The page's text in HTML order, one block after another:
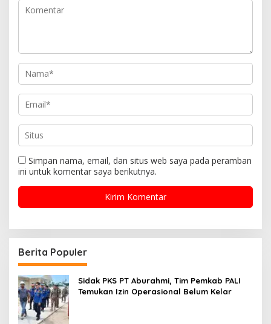
Simpan nama, email, dan situs web saya pada peramban
ini untuk komentar saya berikutnya.
Berita Populer
Sidak PKS PT Aburahmi, Tim Pemkab PALI
Temukan Izin Operasional Belum Kelar